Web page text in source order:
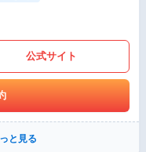
公式サイト
と見る